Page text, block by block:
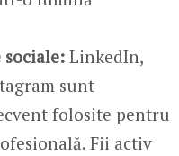
sociale: LinkedIn,
sunt
folosite pentru
Fii activ